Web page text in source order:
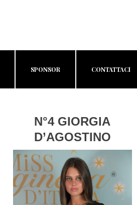
SPONSOR CONTATTACI
N°4 GIORGIA
D’AGOSTINO